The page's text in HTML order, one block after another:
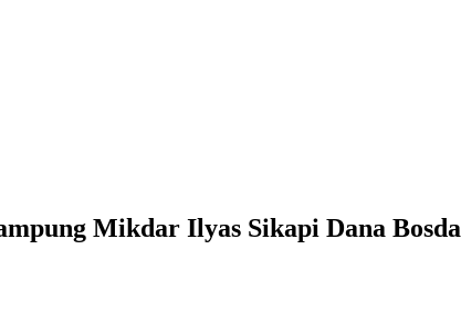
Mikdar Ilyas Sikapi Dana Bosda